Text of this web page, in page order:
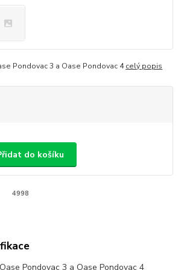
Pondovac 3 a Oase Pondovac 4celý popis
do košíku
4998
Pondovac 3 a Oase Pondovac 4